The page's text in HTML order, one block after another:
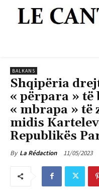
BALKANS
Shqipëria
« përpara » të
« mbrapa » të
midis
Republikës
By La Rédaction 11/05/2023